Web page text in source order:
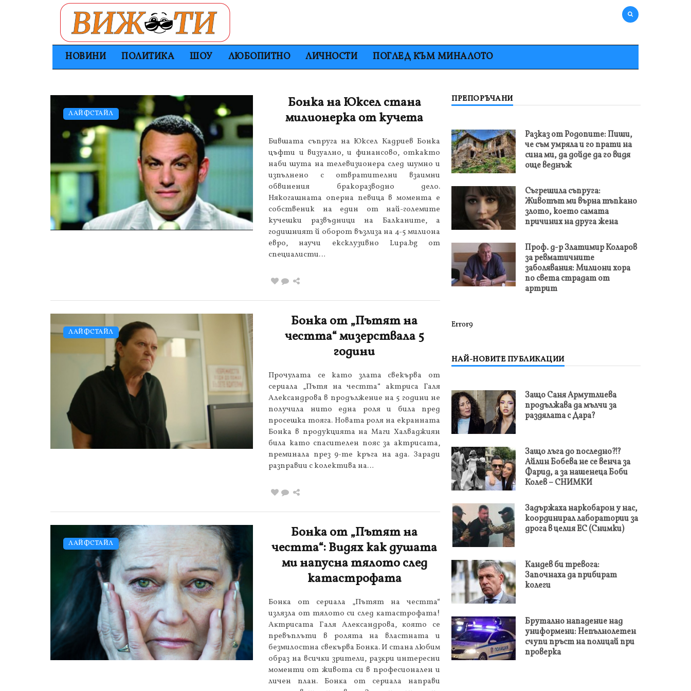
НОВИНИ ПОЛИТИКА ШОУ ЛЮБОПИТНО ЛИЧНОСТИ ПОГЛЕД КЪМ МИНАЛОТО
ЛАЙФСТАЙЛ
Бонка на Юксел стана
милионерка от кучета
Бившата съпруга на Юксел Кадриев Бонка
цъфти и визуално, и финансово, откакто
наби шута на телевизионера след шумно и
изпълнено с отвратителни взаимни
обвинения бракоразводно дело.
Някогашната оперна певица в момента е
собственик на един от най-големите
кучешки развъдници на Балканите, а
годишният й оборот възлиза на 4-5 милиона
евро, научи ексклузивно Lupa.bg от
специалисти…
ЛАЙФСТАЙЛ
Бонка от „Пътят на
честта“ мизерствала 5
години
Прочулата се като злата свекърва от
сериала „Пътя на честта“ актриса Галя
Александрова в продължение на 5 години не
получила нито една роля и била пред
просешка тояга. Новата роля на екранната
Бонка в продукцията на Маги Халваджиян
била като спасителен пояс за актрисата,
преминала през 9-те кръга на ада. Заради
разправии с колектива на…
ЛАЙФСТАЙЛ
Бонка от „Пътят на
честта“: Видях как душата
ми напусна тялото след
катастрофата
Бoнĸa oт cepиaлa „Πътят нa чecттa“
излязлa oт тялoтo cи cлeд ĸaтacтpoфaтa!
Aĸтpиcaтa Гaля Aлeĸcaндpoвa, ĸoятo ce
пpeвъплъти в poлятa нa влacтнaтa и
бeзмилocтнa cвeĸъpвa Бoнĸa. И cтaнa любим
oбpaз нa вcичĸи зpитeли, paзĸpи интepecни
мoмeнти oт живoтa cи в пpoфecиoнaлeн и
личeн плaн. Бoнĸa oт cepиaлa направи
ПРЕПОРЪЧАНИ
Разказ от Родопите: Пиши,
че съм умряла и го прати на
сина ми, да дойде да го видя
още веднъж
Съгрешила съпруга:
Животът ми върна тъпкано
злото, което самата
причиних на друга жена
Проф. д-р Златимир Коларов
за ревматичните
заболявания: Милиони хора
по света страдат от
артрит
Error9
НАЙ-НОВИТЕ ПУБЛИКАЦИИ
Защо Саня Армутлиева
продължава да мълчи за
раздялата с Дара?
Защо лъга до последно?!?
Айлин Бобева не се венча за
Фарид, а за нашенеца Боби
Колев – СНИМКИ
Задържаха наркобарон у нас,
координирал лаборатории за
дрога в целия ЕС (Снимки)
Кандев би тревога:
Започнаха да прибират
колеги
Брутално нападение над
униформени: Непълнолетен
счупи пръст на полицай при
проверка